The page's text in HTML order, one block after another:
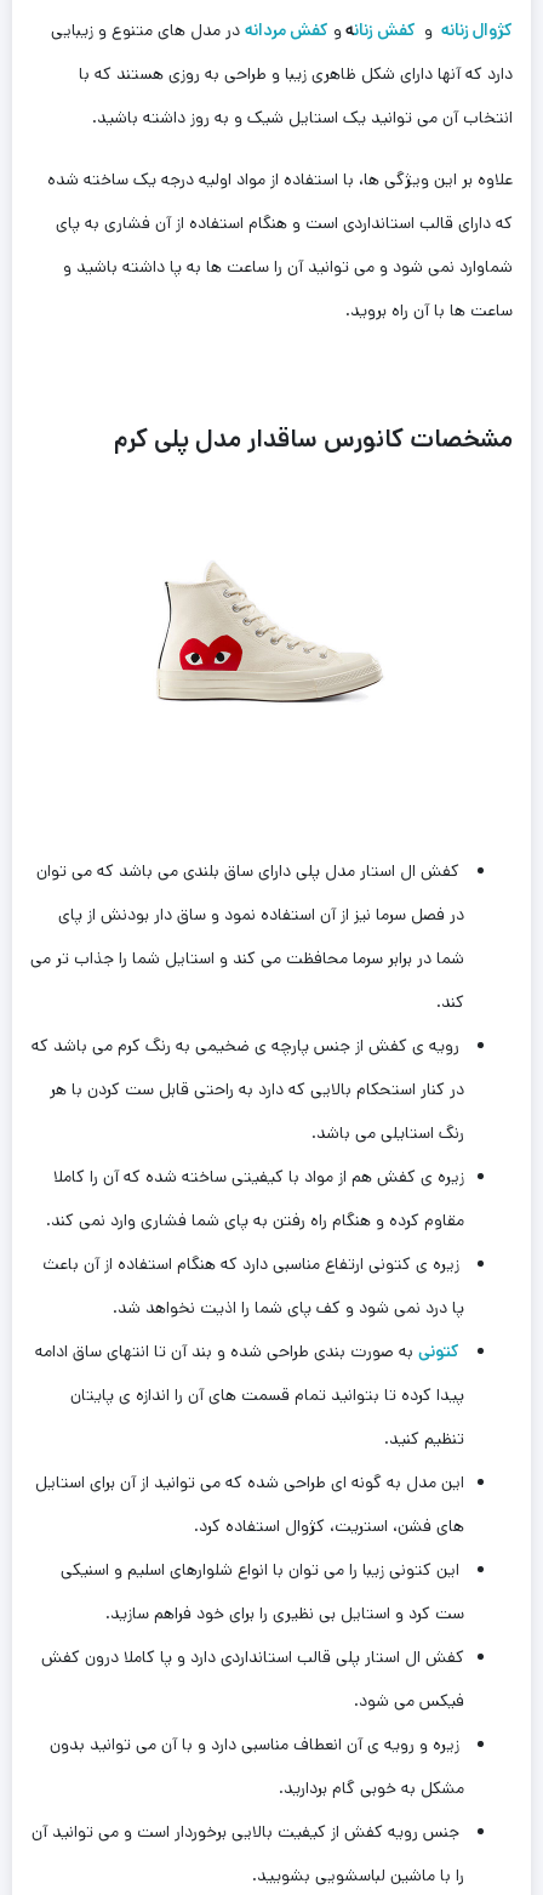
کژوال زنانه و کفش زنانهو کفش مردانه در مدل های متنوع و زیبایی
دارد که آنها دارای شکل ظاهری زیبا و طراحی به روزی هستند که با
انتخاب آن می توانید یک استایل شیک و به روز داشته باشید.
علاوه بر این ویژگی ها، با استفاده از مواد اولیه درجه یک ساخته شده
که دارای قالب استانداردی است و هنگام استفاده از آن فشاری به پای
شماوارد نمی شود و می توانید آن را ساعت ها به پا داشته باشید و
ساعت ها با آن راه بروید.
مشخصات کانورس ساقدار مدل پلی کرم
کفش ال استار مدل پلی دارای ساق بلندی می باشد که می توان
در فصل سرما نیز از آن استفاده نمود و ساق دار بودنش از پای
شما در برابر سرما محافظت می کند و استایل شما را جذاب تر می
کند.
رویه ی کفش از جنس پارچه ی ضخیمی به رنگ کرم می باشد که
در کنار استحکام بالایی که دارد به راحتی قابل ست کردن با هر
رنگ استایلی می باشد.
زیره ی کفش هم از مواد با کیفیتی ساخته شده که آن را کاملا
مقاوم کرده و هنگام راه رفتن به پای شما فشاری وارد نمی کند.
زیره ی کتونی ارتفاع مناسبی دارد که هنگام‌ استفاده از آن باعث
پا درد نمی شود و کف پای شما را اذیت نخواهد شد.
کتونی به صورت بندی طراحی شده و بند آن تا انتهای ساق ادامه
پیدا کرده تا بتوانید تمام قسمت های آن را اندازه ی پایتان
تنظیم کنید.
این مدل به گونه ای طراحی شده که می توانید از آن برای استایل
های فشن، استریت، کژوال استفاده کرد.
این کتونی زیبا را می توان با انواع شلوارهای اسلیم و اسنیکی
ست کرد و استایل بی نظیری را برای خود فراهم سازید.
کفش ال استار پلی قالب استانداردی دارد و پا کاملا درون کفش
فیکس می شود.
زیره و رویه ی آن انعطاف مناسبی دارد و با آن می توانید بدون
مشکل به خوبی گام بردارید.
جنس رویه کفش از کیفیت بالایی برخوردار است و می توانید آن
را با ماشین لباسشویی بشویید.